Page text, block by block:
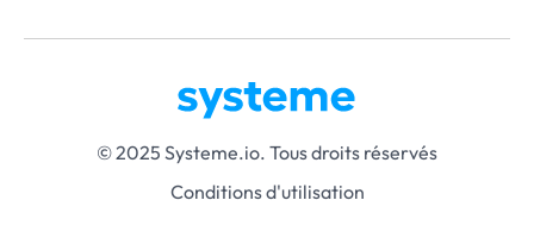
© 2025 Systeme.io. Tous droits réservés
Conditions d'utilisation